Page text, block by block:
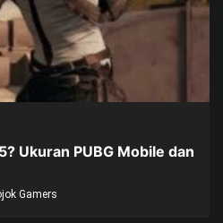
Ukuran PUBG Mobile dan
Gamers